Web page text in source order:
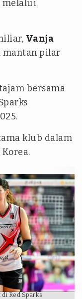
melalui
Vanja
mantan pilar
bersama
klub dalam
Red Sparks